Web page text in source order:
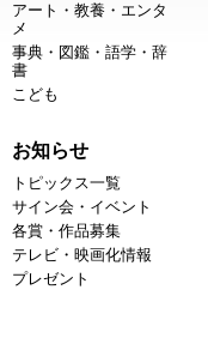
アート・教養・エンタ
メ
事典・図鑑・語学・辞
書
こども
お知らせ
トピックス一覧
サイン会・イベント
各賞・作品募集
テレビ・映画化情報
プレゼント